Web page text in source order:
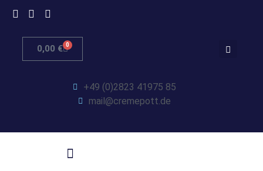
+49 (0)2823 41975 85
mail@cremepott.de
0,00 € 0